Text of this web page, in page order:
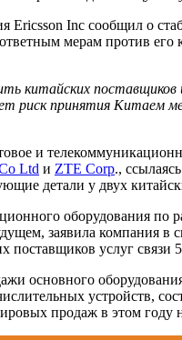
Inc сообщил о
мерам против его
китайских
риск принятия Китаем
и
Ltd и ZTE Corp.,
детали у двух
оборудования
заявила компания в
услуг связи
основного
устройств,
продаж в этом году